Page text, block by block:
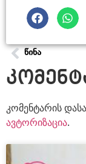
ᲬᲘᲜᲐ
კომენტარის
ავტორიზაცია.